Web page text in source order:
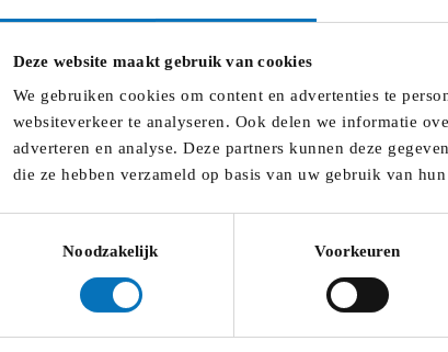
Deze website maakt gebruik van cookies
We gebruiken cookies om content en advertenties te
websiteverkeer te analyseren. Ook delen we informatie
adverteren en analyse. Deze partners kunnen deze
die ze hebben verzameld op basis van uw gebruik van hun
Noodzakelijk
Voorkeuren
0499 08 15 06
0499 08 15 06